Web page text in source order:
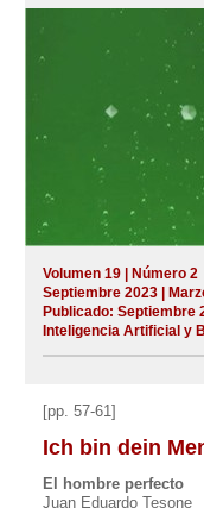
Volumen 19 | Número 2
Septiembre 2023 |
Publicado: Septiembre
Inteligencia Artificial y
[pp. 57-61]
Ich bin dein
El hombre perfecto
Juan Eduardo Tesone